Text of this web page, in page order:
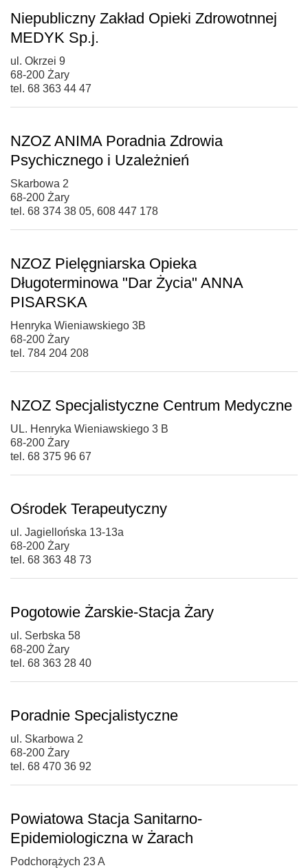
Niepubliczny Zakład Opieki Zdrowotnnej
MEDYK Sp.j.
ul. Okrzei 9
68-200 Żary
tel. 68 363 44 47
NZOZ ANIMA Poradnia Zdrowia
Psychicznego i Uzależnień
Skarbowa 2
68-200 Żary
tel. 68 374 38 05, 608 447 178
NZOZ Pielęgniarska Opieka
Długoterminowa "Dar Życia" ANNA
PISARSKA
Henryka Wieniawskiego 3B
68-200 Żary
tel. 784 204 208
NZOZ Specjalistyczne Centrum Medyczne
UL. Henryka Wieniawskiego 3 B
68-200 Żary
tel. 68 375 96 67
Ośrodek Terapeutyczny
ul. Jagiellońska 13-13a
68-200 Żary
tel. 68 363 48 73
Pogotowie Żarskie-Stacja Żary
ul. Serbska 58
68-200 Żary
tel. 68 363 28 40
Poradnie Specjalistyczne
ul. Skarbowa 2
68-200 Żary
tel. 68 470 36 92
Powiatowa Stacja Sanitarno-
Epidemiologiczna w Żarach
Podchorążych 23 A